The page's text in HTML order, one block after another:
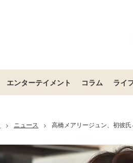
エンターテイメント コラム ライ
> ニュース > 高橋メアリージュン、初彼